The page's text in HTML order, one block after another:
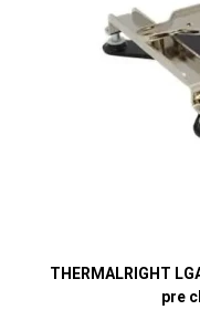
THERMALRIGHT
pre